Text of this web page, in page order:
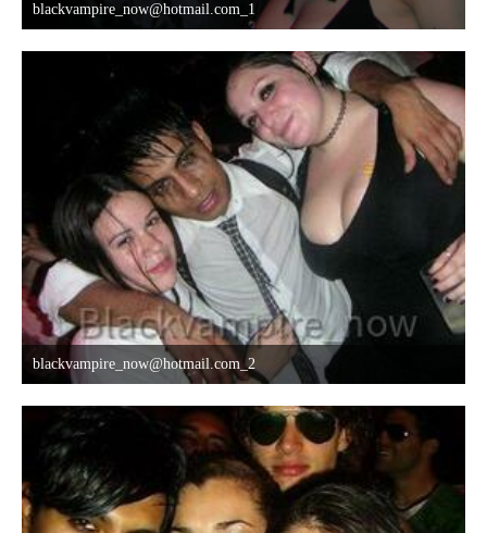
blackvampire_now@hotmail.com_1
8. Oktober 2015 um 03:42
blackvampire_now@hotmail.com_2
8. Oktober 2015 um 03:42